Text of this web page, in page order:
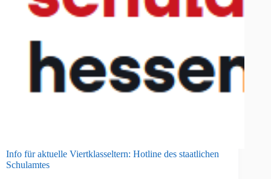
Info für aktuelle Viertklasseltern: Hotline des staatlichen
Schulamtes